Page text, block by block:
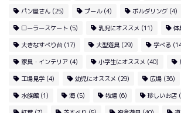
パン屋さん (25) プール(4) ボルダリング (4)
ローラースケート (5) 乳児にオススメ (11) 体
大きなすべり台 (17) 大型遊具 (29) 学べる
家具・インテリア (4) 小学生にオススメ (40)
工場見学 (4) 幼児にオススメ (29) 広場 (36)
水族館(1) 海 (5) 牧場 (6) 珍しいお店